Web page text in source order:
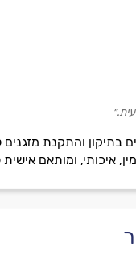
בתיקון והתקנת
איכותי, ומותאם